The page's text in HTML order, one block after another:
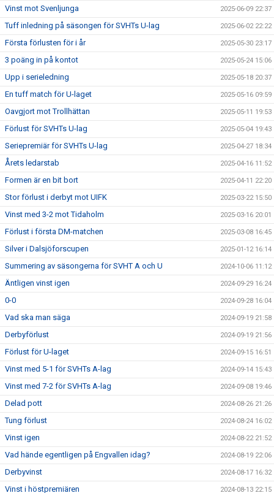
Vinst mot Svenljunga 2025-06-09 22:37
Tuff inledning på säsongen för SVHTs U-lag 2025-06-02 22:22
Första förlusten för i år 2025-05-30 23:17
3 poäng in på kontot 2025-05-24 15:06
Upp i serieledning 2025-05-18 20:37
En tuff match för U-laget 2025-05-16 09:59
Oavgjort mot Trollhättan 2025-05-11 19:53
Förlust för SVHTs U-lag 2025-05-04 19:43
Seriepremiär för SVHTs U-lag 2025-04-27 18:34
Årets ledarstab 2025-04-16 11:52
Formen är en bit bort 2025-04-11 22:20
Stor förlust i derbyt mot UIFK 2025-03-22 15:50
Vinst med 3-2 mot Tidaholm 2025-03-16 20:01
Förlust i första DM-matchen 2025-03-08 16:45
Silver i Dalsjöforscupen 2025-01-12 16:14
Summering av säsongerna för SVHT A och U 2024-10-06 11:12
Äntligen vinst igen 2024-09-29 16:24
0-0 2024-09-28 16:04
Vad ska man säga 2024-09-19 21:58
Derbyförlust 2024-09-19 21:56
Förlust för U-laget 2024-09-15 16:51
Vinst med 5-1 för SVHTs A-lag 2024-09-14 15:43
Vinst med 7-2 för SVHTs A-lag 2024-09-08 19:46
Delad pott 2024-08-26 21:26
Tung förlust 2024-08-24 16:02
Vinst igen 2024-08-22 21:52
Vad hände egentligen på Engvallen idag? 2024-08-19 22:06
Derbyvinst 2024-08-17 16:32
Vinst i höstpremiären 2024-08-13 22:15